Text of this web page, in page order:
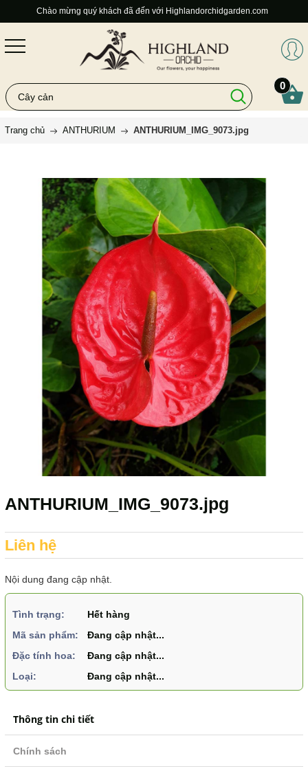
Chào mừng quý khách đã đến với Highlandorchidgarden.com
0
Trang chủ ANTHURIUM ANTHURIUM_IMG_9073.jpg
ANTHURIUM_IMG_9073.jpg
Liên hệ
Nội dung đang cập nhật.
Tình trạng:
Hết hàng
Mã sản phẩm:
Đang cập nhật...
Đặc tính hoa:
Đang cập nhật...
Loại:
Đang cập nhật...
Thông tin chi tiết
Chính sách